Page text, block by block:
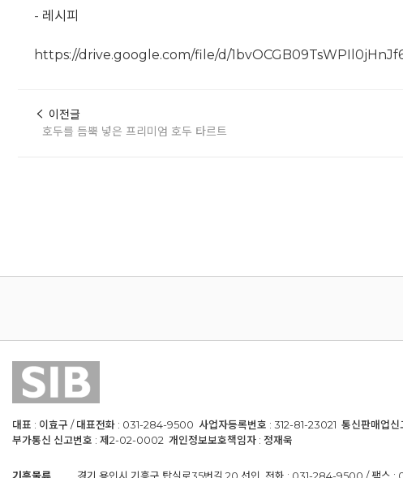
- 레시피
https://drive.google.com/file/d/
이전글
호두를 듬뿍 넣은 프리미엄 호두 타르트
대표 : 이효구 / 대표전화 : 031-284-9500 사업자등록번호 : 312-81-23021 통신판매업신
부가통신 신고번호 : 제2-02-0002 개인정보보호책임자 : 정재욱